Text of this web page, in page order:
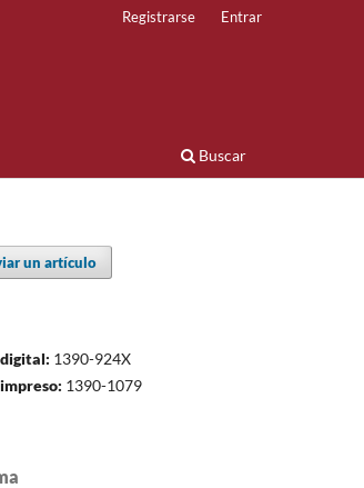
Buscar
Registrarse Entrar
un artículo
digital: 1390-924X
1390-1079